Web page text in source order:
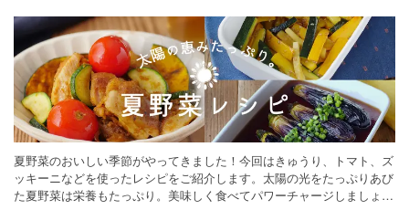
夏野菜のおいしい季節がやってきました！今回はきゅうり、トマト、ズ
ッキーニなどを使ったレシピをご紹介します。太陽の光をたっぷりあび
た夏野菜は栄養もたっぷり。美味しく食べてパワーチャージしましょう